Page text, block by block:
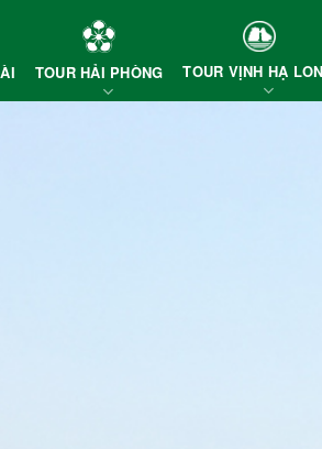
TOUR HẢI PHÒNG TOUR VỊNH HẠ